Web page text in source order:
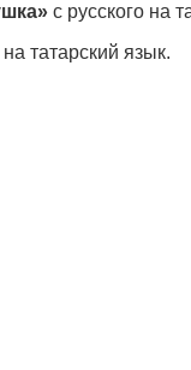
с русского на
татарский язык.